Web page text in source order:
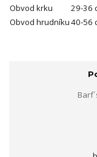
Obvod krku
29-36
Obvod hrudníku40-56